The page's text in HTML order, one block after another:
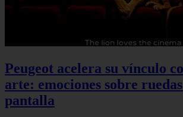
Peugeot acelera su vínculo
arte: emociones sobre
pantalla